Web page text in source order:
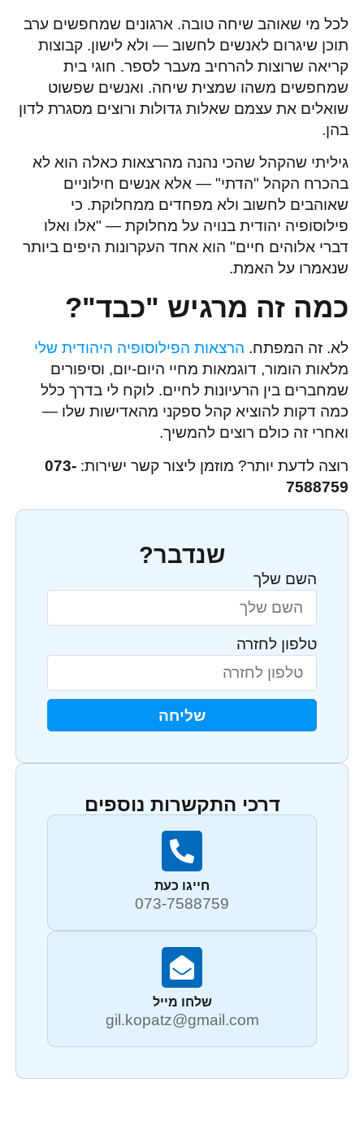
לכל מי שאוהב שיחה טובה. ארגונים שמחפשים ערב
תוכן שיגרום לאנשים לחשוב — ולא לישון. קבוצות
קריאה שרוצות להרחיב מעבר לספר. חוגי בית
שמחפשים משהו שמצית שיחה. ואנשים שפשוט
שואלים את עצמם שאלות גדולות ורוצים מסגרת לדון
בהן.
גיליתי שהקהל שהכי נהנה מהרצאות כאלה הוא לא
בהכרח הקהל "הדתי" — אלא אנשים חילוניים
שאוהבים לחשוב ולא מפחדים ממחלוקת. כי
פילוסופיה יהודית בנויה על מחלוקת — "אלו ואלו
דברי אלוהים חיים" הוא אחד העקרונות היפים ביותר
שנאמרו על האמת.
כמה זה מרגיש "כבד"?
לא. זה המפתח. הרצאות הפילוסופיה היהודית שלי
מלאות הומור, דוגמאות מחיי היום-יום, וסיפורים
שמחברים בין הרעיונות לחיים. לוקח לי בדרך כלל
כמה דקות להוציא קהל ספקני מהאדישות שלו —
ואחרי זה כולם רוצים להמשיך.
רוצה לדעת יותר? מוזמן ליצור קשר ישירות: 073-
7588759
שנדבר?
השם שלך
טלפון לחזרה
שליחה
דרכי התקשרות נוספים
חייגו כעת
073-7588759
שלחו מייל
gil.kopatz@gmail.com